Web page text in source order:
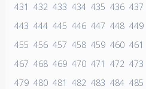
431 432 433 434 435 436 437
443 444 445 446 447 448 449
455 456 457 458 459 460 461
467 468 469 470 471 472 473
479 480 481 482 483 484 485